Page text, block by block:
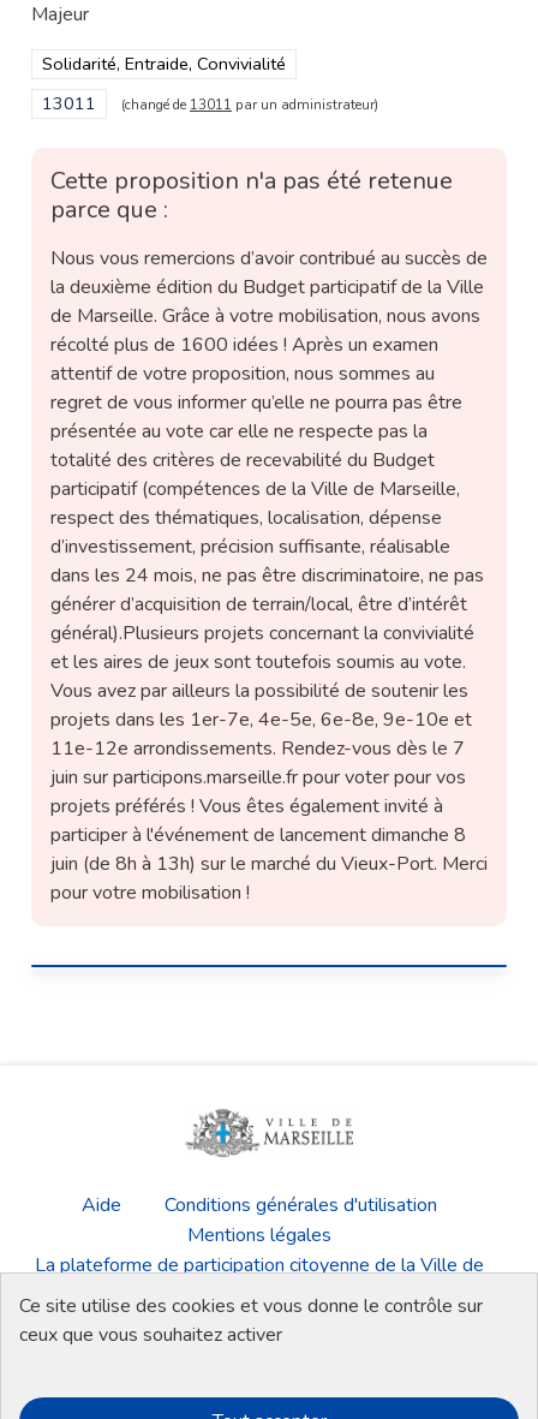
Majeur
Filtrer les résultats de la catégorie : Solidarité, Entraide,
Solidarité, Entraide, Convivialité
Filtrer les résultats pour le secteur : 13011
13011 (changé de 13011 par un administrateur)
Cette proposition n'a pas été retenue
parce que :
Nous vous remercions d’avoir contribué au succès de
la deuxième édition du Budget participatif de la Ville
de Marseille. Grâce à votre mobilisation, nous avons
récolté plus de 1600 idées ! Après un examen
attentif de votre proposition, nous sommes au
regret de vous informer qu’elle ne pourra pas être
présentée au vote car elle ne respecte pas la
totalité des critères de recevabilité du Budget
participatif (compétences de la Ville de Marseille,
respect des thématiques, localisation, dépense
d’investissement, précision suffisante, réalisable
dans les 24 mois, ne pas être discriminatoire, ne pas
générer d’acquisition de terrain/local, être d’intérêt
général).Plusieurs projets concernant la convivialité
et les aires de jeux sont toutefois soumis au vote.
Vous avez par ailleurs la possibilité de soutenir les
projets dans les 1er-7e, 4e-5e, 6e-8e, 9e-10e et
11e-12e arrondissements. Rendez-vous dès le 7
juin sur participons.marseille.fr pour voter pour vos
projets préférés ! Vous êtes également invité à
participer à l'événement de lancement dimanche 8
juin (de 8h à 13h) sur le marché du Vieux-Port. Merci
pour votre mobilisation !
Aide
Conditions générales d'utilisation
Mentions légales
La plateforme de participation citoyenne de la Ville de
Marseille
Télécharger les fichiers Open Data
Ce site utilise des cookies et vous donne le contrôle sur
ceux que vous souhaitez activer